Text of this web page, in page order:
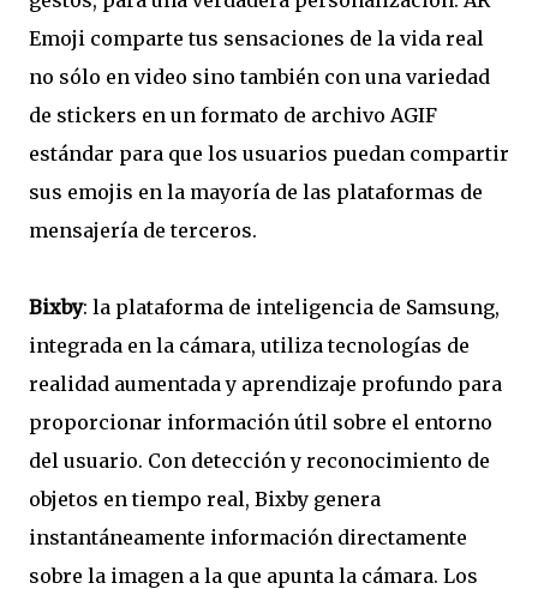
Emoji comparte tus sensaciones de la vida real
no sólo en video sino también con una variedad
de stickers en un formato de archivo AGIF
estándar para que los usuarios puedan compartir
sus emojis en la mayoría de las plataformas de
mensajería de terceros.
Bixby: la plataforma de inteligencia de Samsung,
integrada en la cámara, utiliza tecnologías de
realidad aumentada y aprendizaje profundo para
proporcionar información útil sobre el entorno
del usuario. Con detección y reconocimiento de
objetos en tiempo real, Bixby genera
instantáneamente información directamente
sobre la imagen a la que apunta la cámara. Los